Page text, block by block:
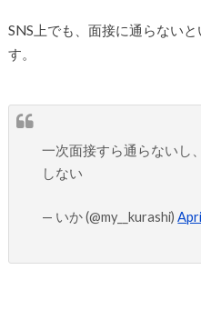
SNS上でも、面接に通らない
す。
一次面接すら通らないし
しない
— いか (@my__kurashi)